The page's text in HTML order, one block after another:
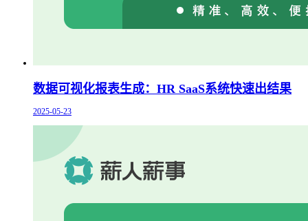
数据可视化报表生成：HR SaaS系统快速出结果
2025-05-23